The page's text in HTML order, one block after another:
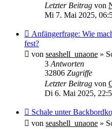
Letzter Beitrag von
Mi 7. Mai 2025,
Anfängerfrage: Wie
fest?
von seashell_unaone »
3 Antworten
32806 Zugriffe
Letzter Beitrag von
Di 6. Mai 2025,
Schale unter
von seashell_unaone »